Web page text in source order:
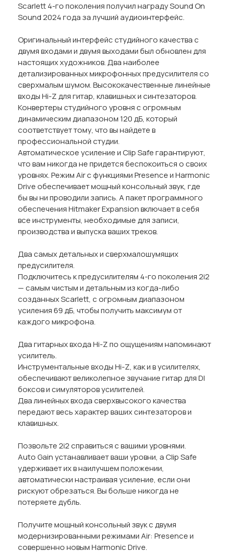
Scarlett 4-го поколения получил награду Sound On
Sound 2024 года за лучший аудиоинтерфейс.
Оригинальный интерфейс студийного качества с
двумя входами и двумя выходами был обновлен для
настоящих художников. Два наиболее
детализированных микрофонных предусилителя со
сверхмалым шумом. Высококачественные линейные
входы Hi-Z для гитар, клавишных и синтезаторов.
Конвертеры студийного уровня с огромным
динамическим диапазоном 120 дБ, который
соответствует тому, что вы найдете в
профессиональной студии.
Автоматическое усиление и Clip Safe гарантируют,
что вам никогда не придется беспокоиться о своих
уровнях. Режим Air с функциями Presence и Harmonic
Drive обеспечивает мощный консольный звук, где
бы вы ни проводили запись. А пакет программного
обеспечения Hitmaker Expansion включает в себя
все инструменты, необходимые для записи,
производства и выпуска ваших треков.
Два самых детальных и сверхмалошумящих
предусилителя.
Подключитесь к предусилителям 4-го поколения 2i2
— самым чистым и детальным из когда-либо
созданных Scarlett, с огромным диапазоном
усиления 69 дБ, чтобы получить максимум от
каждого микрофона.
Два гитарных входа Hi-Z по ощущениям напоминают
усилитель.
Инструментальные входы Hi-Z, как и в усилителях,
обеспечивают великолепное звучание гитар для DI
боксов и симуляторов усилителей.
Два линейных входа сверхвысокого качества
передают весь характер ваших синтезаторов и
клавишных.
Позвольте 2i2 справиться с вашими уровнями.
Auto Gain устанавливает ваши уровни, а Clip Safe
удерживает их в наилучшем положении,
автоматически настраивая усиление, если они
рискуют обрезаться. Вы больше никогда не
потеряете дубль.
Получите мощный консольный звук с двумя
модернизированными режимами Air: Presence и
совершенно новым Harmonic Drive.